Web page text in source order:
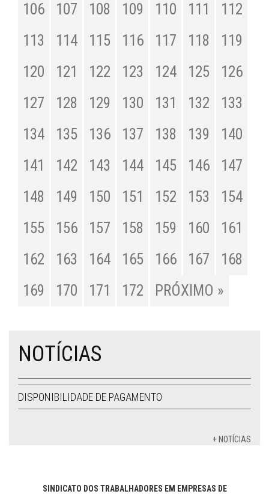
106
107 108 109 110 111
112
113
114 115 116 117 118
119
120
121 122 123 124 125
126
127
128 129 130 131 132
133
134
135 136 137 138 139
140
141
142 143 144 145 146
147
148
149 150 151 152 153
154
155
156 157 158 159 160
161
162
163 164 165 166 167
168
169
170 171 172 PRÓXIMO »
NOTÍCIAS
DISPONIBILIDADE DE PAGAMENTO
+ NOTÍCIAS
SINDICATO DOS TRABALHADORES EM EMPRESAS DE